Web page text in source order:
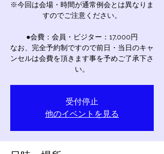
※今回は会場・時間が通常例会とは異なりま
すのでご注意ください。
●会費：会員・ビジター：17,000円
なお、完全予約制ですので前日・当日のキャ
ンセルは会費を頂きます事を予めご了承下さ
い。
受付停止
他のイベントを見る